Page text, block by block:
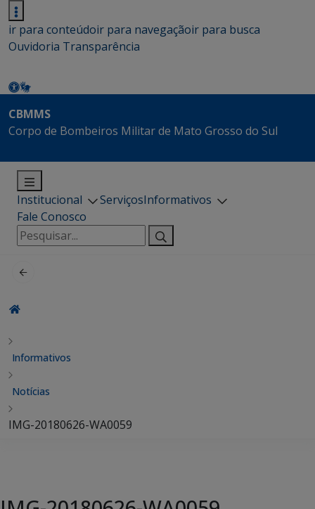
ir para conteúdoir para navegaçãoir para busca
Ouvidoria Transparência
CBMMS
Corpo de Bombeiros Militar de Mato Grosso do Sul
Institucional ServiçosInformativos
Fale Conosco
Pesquisar
por:
Informativos
Notícias
IMG-20180626-WA0059